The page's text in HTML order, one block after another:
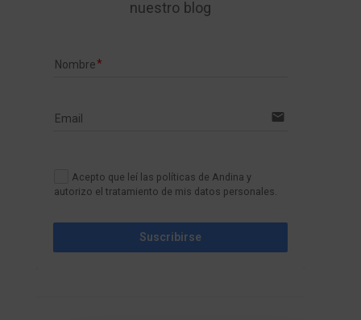
nuestro blog
Nombre
Email email
Acepto que leí las políticas de Andina y
autorizo el tratamiento de mis datos personales.
Suscribirse